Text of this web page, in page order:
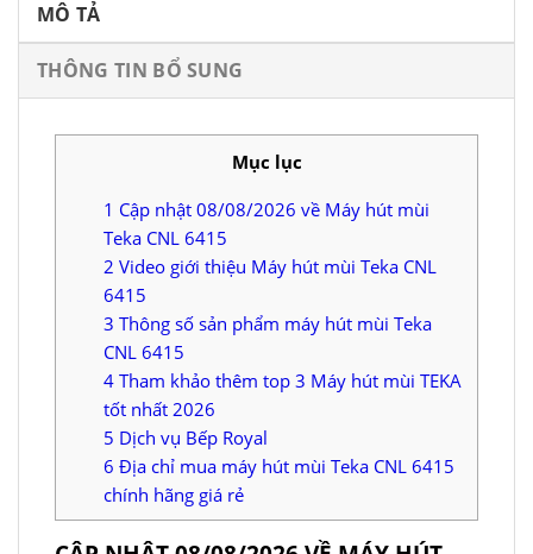
MÔ TẢ
THÔNG TIN BỔ SUNG
Mục lục
1 Cập nhật 08/08/2026 về Máy hút mùi
Teka CNL 6415
2 Video giới thiệu Máy hút mùi Teka CNL
6415
3 Thông số sản phẩm máy hút mùi Teka
CNL 6415
4 Tham khảo thêm top 3 Máy hút mùi TEKA
tốt nhất 2026
5 Dịch vụ Bếp Royal
6 Địa chỉ mua máy hút mùi Teka CNL 6415
chính hãng giá rẻ